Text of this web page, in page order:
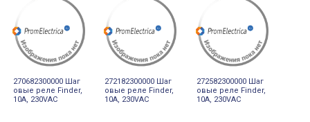
270682300000 Шаг
овые реле Finder,
10А, 230VAC
272182300000 Шаг
овые реле Finder,
10А, 230VAC
272582300000 Шаг
овые реле Finder,
10А, 230VAC